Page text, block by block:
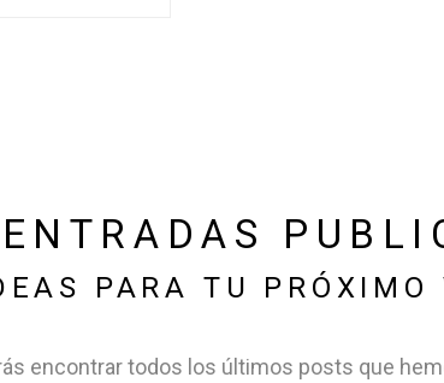
PARA TU PRÓXIMO
encontrar todos los últimos posts que